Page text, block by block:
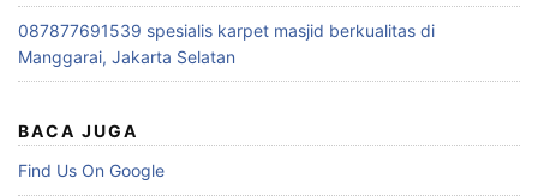
087877691539 spesialis karpet masjid berkualitas di
Manggarai, Jakarta Selatan
BACA JUGA
Find Us On Google